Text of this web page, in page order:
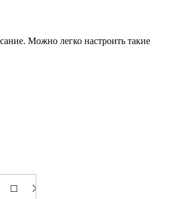
Можно легко настроить такие